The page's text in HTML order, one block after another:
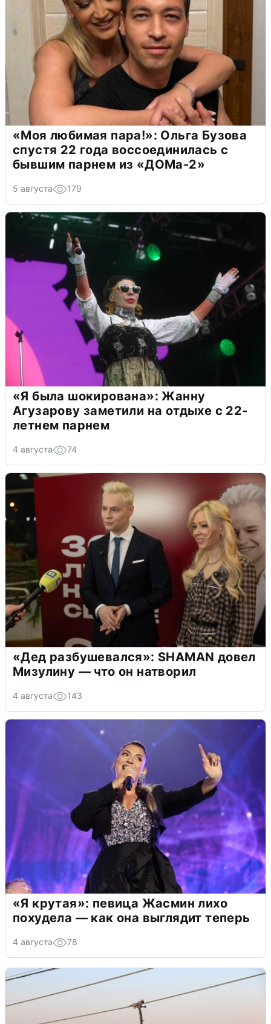
«Моя любимая пара!»: Ольга Бузова
спустя 22 года воссоединилась с
бывшим парнем из «ДОМа-2»
5 августа 179
«Я была шокирована»: Жанну
Агузарову заметили на отдыхе с 22-
летнем парнем
4 августа 74
«Дед разбушевался»: SHAMAN довел
Мизулину — что он натворил
4 августа 143
«Я крутая»: певица Жасмин лихо
похудела — как она выглядит теперь
4 августа 78